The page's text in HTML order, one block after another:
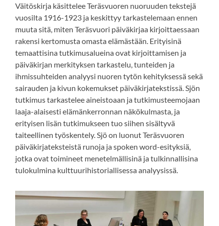
Väitöskirja käsittelee Teräsvuoren nuoruuden tekstejä
vuosilta 1916-1923 ja keskittyy tarkastelemaan ennen
muuta sitä, miten Teräsvuori päiväkirjaa kirjoittaessaan
rakensi kertomusta omasta elämästään. Erityisinä
temaattisina tutkimusalueina ovat kirjoittamisen ja
päiväkirjan merkityksen tarkastelu, tunteiden ja
ihmissuhteiden analyysi nuoren tytön kehityksessä sekä
sairauden ja kivun kokemukset päiväkirjatekstissä. Sjön
tutkimus tarkastelee aineistoaan ja tutkimusteemojaan
laaja-alaisesti elämänkerronnan näkökulmasta, ja
erityisen lisän tutkimukseen tuo siihen sisältyvä
taiteellinen työskentely. Sjö on luonut Teräsvuoren
päiväkirjateksteistä runoja ja spoken word-esityksiä,
jotka ovat toimineet menetelmällisinä ja tulkinnallisina
tulokulmina kulttuurihistoriallisessa analyysissä.